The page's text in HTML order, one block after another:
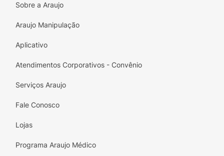
Sobre a Araujo
Araujo Manipulação
Aplicativo
Atendimentos Corporativos - Convênio
Serviços Araujo
Fale Conosco
Lojas
Programa Araujo Médico